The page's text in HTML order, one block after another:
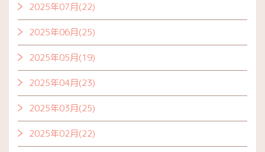
2025年07月(22)
2025年06月(25)
2025年05月(19)
2025年04月(23)
2025年03月(25)
2025年02月(22)